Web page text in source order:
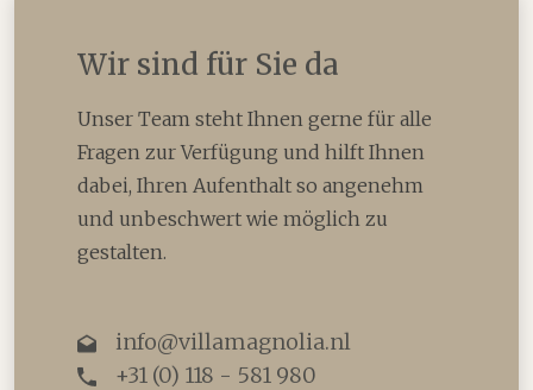
Wir sind für Sie da
Unser Team steht Ihnen gerne für alle
Fragen zur Verfügung und hilft Ihnen
dabei, Ihren Aufenthalt so angenehm
und unbeschwert wie möglich zu
gestalten.
info@villamagnolia.nl
+31 (0) 118 - 581 980